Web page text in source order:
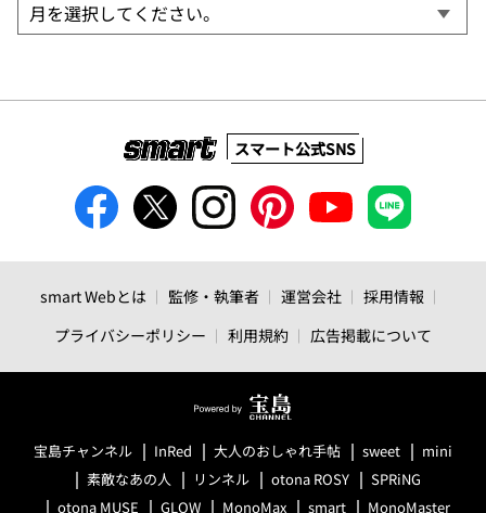
スマート公式SNS
smart Webとは 監修・執筆者 運営会社
採用情報
プライバシーポリシー
利用規約 広告掲載について
宝島チャンネル InRed 大人のおしゃれ手帖 sweet
mini
素敵なあの人
リンネル otona ROSY
SPRiNG
otona MUSE
GLOW MonoMax smart MonoMaster